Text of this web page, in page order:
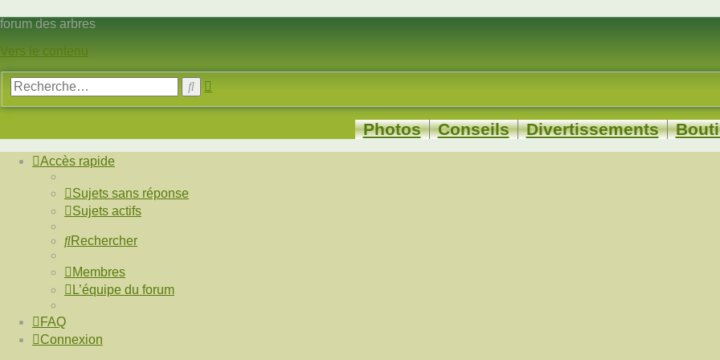
forum des arbres
Vers le contenu
Rechercher
Photos Conseils Divertissements
Accès rapide
Sujets sans réponse
Sujets actifs
Rechercher
Membres
L’équipe du forum
FAQ
Connexion